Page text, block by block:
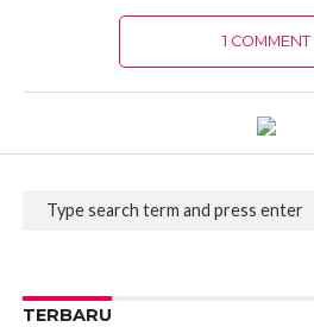
1 COMMENT
TERBARU